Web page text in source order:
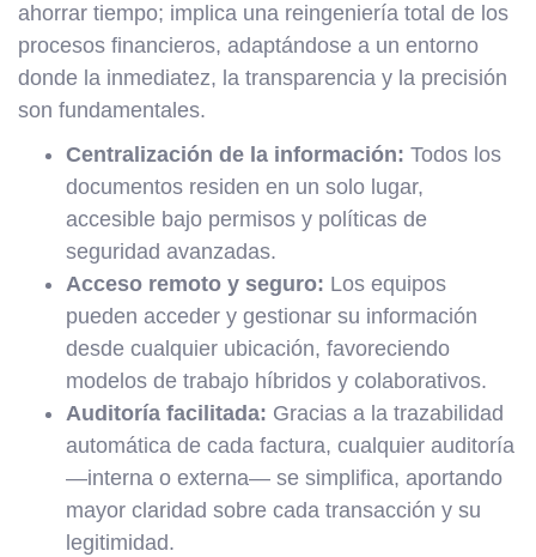
ahorrar tiempo; implica una reingeniería total de los
procesos financieros, adaptándose a un entorno
donde la inmediatez, la transparencia y la precisión
son fundamentales.
Centralización de la información: Todos los
documentos residen en un solo lugar,
accesible bajo permisos y políticas de
seguridad avanzadas.
Acceso remoto y seguro: Los equipos
pueden acceder y gestionar su información
desde cualquier ubicación, favoreciendo
modelos de trabajo híbridos y colaborativos.
Auditoría facilitada: Gracias a la trazabilidad
automática de cada factura, cualquier auditoría
—interna o externa— se simplifica, aportando
mayor claridad sobre cada transacción y su
legitimidad.